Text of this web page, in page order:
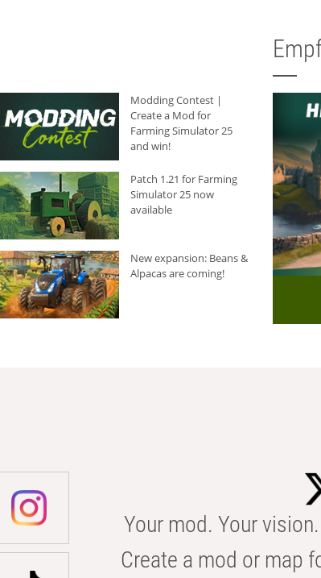
Modding Contest |
Create a Mod for
Farming Simulator 25
and win!
Patch 1.21 for Farming
Simulator 25 now
available
New expansion: Beans &
Alpacas are coming!
Your mod. Your
Create a mod or map